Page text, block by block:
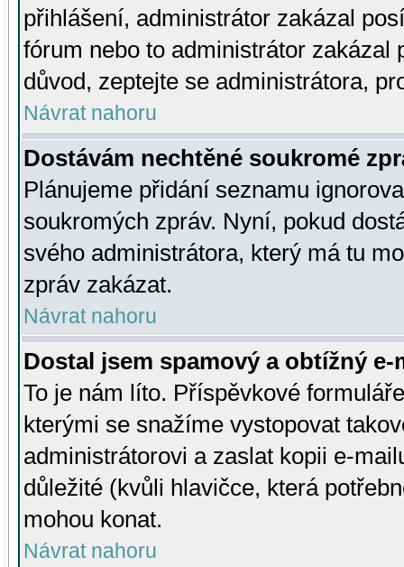
přihlášení, administrátor zakázal
fórum nebo to administrátor zakázal
důvod, zeptejte se administrátora,
Návrat nahoru
Dostávám nechtěné soukromé
Plánujeme přidání seznamu
soukromých zpráv. Nyní, pokud
svého administrátora, který má tu
zpráv zakázat.
Návrat nahoru
Dostal jsem spamový a obtížný
To je nám líto. Příspěvkové
kterými se snažíme vystopovat
administrátorovi a zaslat kopii e-
důležité (kvůli hlavičce, která
mohou konat.
Návrat nahoru